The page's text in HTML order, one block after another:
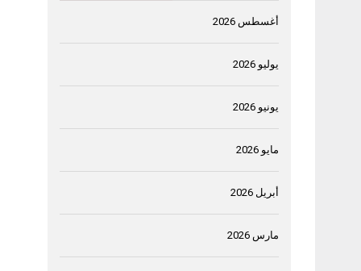
أغسطس 2026
يوليو 2026
يونيو 2026
مايو 2026
أبريل 2026
مارس 2026